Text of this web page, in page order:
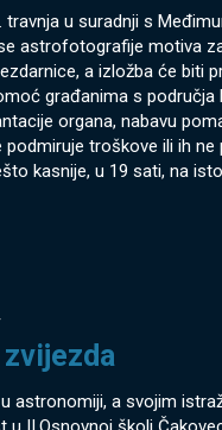
u suradnji s
astrofotografije motiva
a izložba će biti
građanima s područja
organa, nabavu
troškove ili ih
kasnije, u 19 sati, na
astronomiji, a svojim